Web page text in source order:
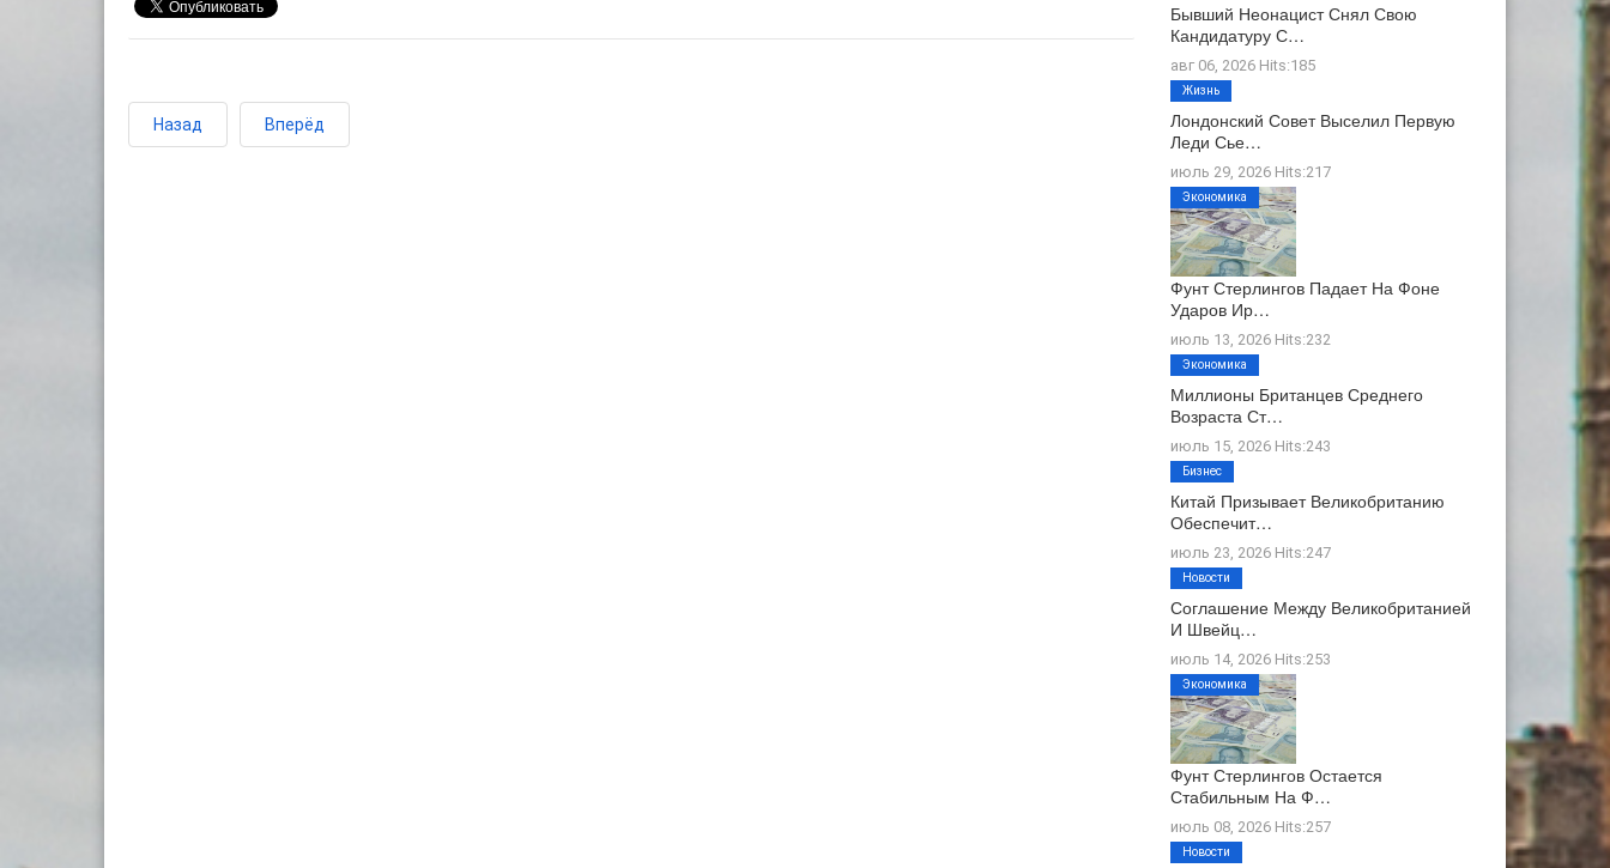
Назад Вперёд
Бывший Неонацист Снял Свою
Кандидатуру С…
авг 06, 2026 Hits:185
Лондонский Совет Выселил Первую
Леди Сье…
июль 29, 2026 Hits:217
Жизнь
Фунт Стерлингов Падает На Фоне
Ударов Ир…
июль 13, 2026 Hits:232
Экономика
Миллионы Британцев Среднего
Возраста Ст…
июль 15, 2026 Hits:243
Экономика
Китай Призывает Великобританию
Обеспечит…
июль 23, 2026 Hits:247
Бизнес
Соглашение Между Великобританией
И Швейц…
июль 14, 2026 Hits:253
Новости
Фунт Стерлингов Остается
Стабильным На Ф…
июль 08, 2026 Hits:257
Экономика
Новости